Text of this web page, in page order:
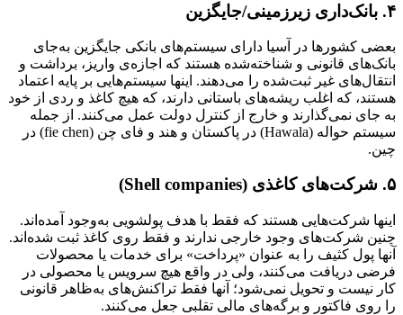
۴. بانک‌داری زیرزمینی/جایگزین
بعضی کشورها در آسیا دارای سیستم‌های بانکی جایگزین به‌جای
بانک‌های قانونی و شناخته‌شده هستند که اجازه‌ی واریز، برداشت و
انتقال‌های غیر ثبت‌شده را می‌دهند. اینها سیستم‌هایی بر پایه اعتماد
هستند، که اغلب ریشه‌های باستانی دارند، که هیچ کاغذ و ردی از خود
به جای نمی‌گذارند و خارج از کنترل دولت عمل می‌کنند. از جمله
سیستم حواله (Hawala) در پاکستان و هند و فای چن (fie chen) در
چین.
۵. شرکت‌های کاغذی (Shell companies)
اینها شرکت‌هایی هستند که فقط با هدف پولشویی به‌وجود آمده‌اند.
چنین شرکت‌های وجود خارجی ندارند و فقط روی کاغذ ثبت شده‌اند.
آنها پول کثیف را به عنوان «پرداخت» برای خدمات یا محصولات
فرضی دریافت می‌کنند، ولی در واقع هیچ سرویس یا محصولی در
کار نیست و تحویل نمی‌شود؛ آنها فقط تراکنش‌های به‌ظاهر قانونی
را روی فاکتور و برگه‌های مالی تقلبی جعل می‌کنند.